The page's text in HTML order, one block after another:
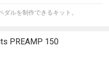
ルを制作できるキット。
PREAMP 150